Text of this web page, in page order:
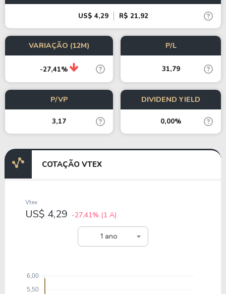
US$ 4,29 R$ 21,92
VARIAÇÃO (12M)
-27,41%
P/L
31,79
P/VP
3,17
DIVIDEND YIELD
0,00%
COTAÇÃO VTEX
1 ano
Vtex
US$ 4,29 -27,41% (1 A)